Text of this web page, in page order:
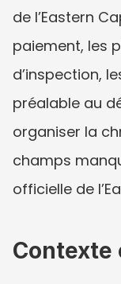
de l’Eastern
paiement, les
d’inspection,
préalable au
organiser la
champs
officielle de